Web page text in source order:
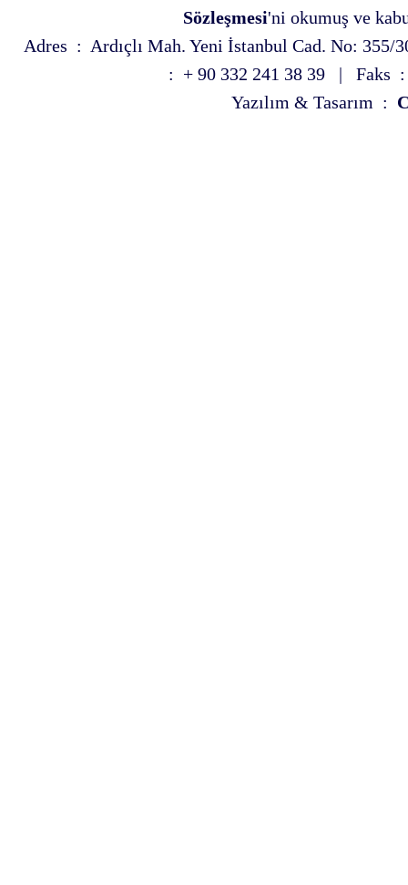
Sözleşmesi'ni okumuş ve
Adres : Ardıçlı Mah. Yeni İstanbul Cad. No:
: + 90 332 241 38 39 | Faks :
Yazılım & Tasarım :